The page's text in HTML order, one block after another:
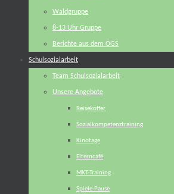
Waldgruppe
8-13 Uhr Gruppe
Berichte aus dem OGS
Schulsozialarbeit
Team Schulsozialarbeit
Unsere Angebote
Reisekoffer
Sozialkompetenztraining
Kinotage
Elterncafé
MKT-Training
Spiele-Pause